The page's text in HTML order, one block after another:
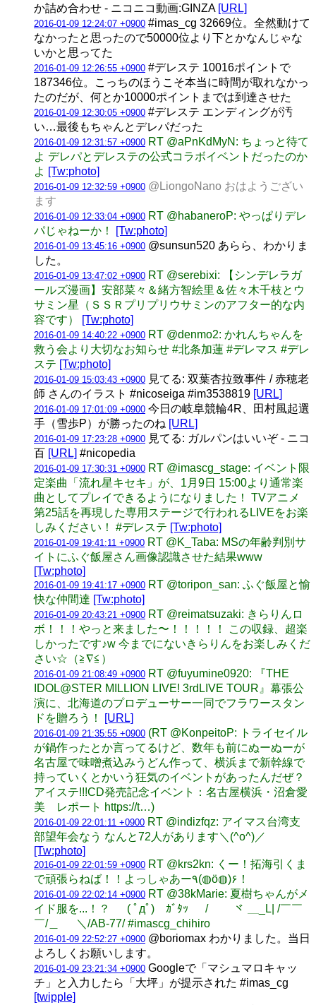
か詰め合わせ - ニコニコ動画:GINZA [URL]
2016-01-09 12:24:07 +0900 #imas_cg 32669位。全然動けて
なかったと思ったので50000位より下とかなんじゃな
いかと思ってた
2016-01-09 12:26:55 +0900 #デレステ 10016ポイントで
187346位。こっちのほうこそ本当に時間が取れなかっ
たのだが、何とか10000ポイントまでは到達させた
2016-01-09 12:30:05 +0900 #デレステ エンディングが汚
い…最後もちゃんとデレパだった
2016-01-09 12:31:57 +0900 RT @aPnKdMyN: ちょっと待て
よ デレパとデレステの公式コラボイベントだったのか
よ [Tw:photo]
2016-01-09 12:32:59 +0900 @LiongoNano おはようござい
ます
2016-01-09 12:33:04 +0900 RT @habaneroP: やっぱりデレ
パじゃねーか！
[Tw:photo]
2016-01-09 13:45:16 +0900 @sunsun520 あらら、わかりま
した。
2016-01-09 13:47:02 +0900 RT @serebixi: 【シンデレラガ
ールズ漫画】安部菜々＆緒方智絵里＆佐々木千枝とウ
サミン星（ＳＳＲプリプリウサミンのアフター的な内
容です）
[Tw:photo]
2016-01-09 14:40:22 +0900 RT @denmo2: かれんちゃんを
救う会より大切なお知らせ #北条加蓮 #デレマス #デレ
ステ [Tw:photo]
2016-01-09 15:03:43 +0900 見てる: 双葉杏拉致事件 / 赤穂老
師 さんのイラスト #nicoseiga #im3538819 [URL]
2016-01-09 17:01:09 +0900 今日の岐阜競輪4R、田村風起選
手（雪歩P）が勝ったのね [URL]
2016-01-09 17:23:28 +0900 見てる: ガルパンはいいぞ - ニコ
百 [URL] #nicopedia
2016-01-09 17:30:31 +0900 RT @imascg_stage: イベント限
定楽曲「流れ星キセキ」が、1月9日 15:00より通常楽
曲としてプレイできるようになりました！ TVアニメ
第25話を再現した専用ステージで行われるLIVEをお楽
しみください！ #デレステ [Tw:photo]
2016-01-09 19:41:11 +0900 RT @K_Taba: MSの年齢判別サ
イトにふぐ飯屋さん画像認識させた結果www
[Tw:photo]
2016-01-09 19:41:17 +0900 RT @toripon_san: ふぐ飯屋と愉
快な仲間達 [Tw:photo]
2016-01-09 20:43:21 +0900 RT @reimatsuzaki: きらりんロ
ボ！！！やっと来ました〜！！！！！ この収録、超楽
しかったです♪w 今までにないきらりんをお楽しみくだ
さい☆（≧∇≦）
2016-01-09 21:08:49 +0900 RT @fuyumine0920: 『THE
IDOL@STER MILLION LIVE! 3rdLIVE TOUR』幕張公
演に、北海道のプロデューサー一同でフラワースタン
ドを贈ろう！
[URL]
2016-01-09 21:35:55 +0900 (RT @KonpeitoP: トライセイル
が鍋作ったとか言ってるけど、数年も前にぬーぬーが
名古屋で味噌煮込みうどん作って、横浜まで新幹線で
持っていくとかいう狂気のイベントがあったんだぜ？
アイステ!!!CD発売記念イベント：名古屋横浜・沼倉愛
美 レポート https://t…)
2016-01-09 22:01:11 +0900 RT @indizfqz: アイマス台湾支
部望年会なう なんと72人があります＼(^o^)／
[Tw:photo]
2016-01-09 22:01:59 +0900 RT @krs2kn: くー！拓海引くま
で頑張らねば！！よっしゃあー٩(◍ö◍)۶！
2016-01-09 22:02:14 +0900 RT @38kMarie: 夏樹ちゃんがメ
イド服を...！？ ( ﾟдﾟ) ｶﾞﾀｯ / ヾ ＿_L| /￣￣
￣/＿ ＼/AB-77/ #imascg_chihiro
2016-01-09 22:52:27 +0900 @boriomax わかりました。当日
よろしくお願いします。
2016-01-09 23:21:34 +0900 Googleで「マシュマロキャッ
チ」と入力したら「大坪」が提示された #imas_cg
[twipple]